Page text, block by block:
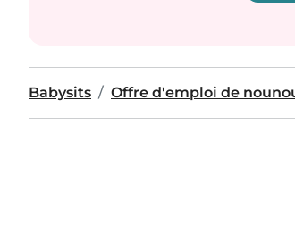
Babysits Offre d'emploi de